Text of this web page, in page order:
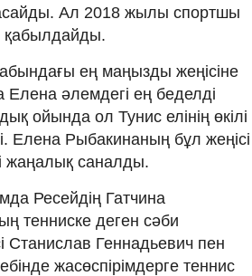
Ал 2018 жылы спортшы
қабылдайды.
ең маңызды жеңісіне
әлемдегі ең беделді
ойында ол Тунис елінің өкілі
Елена Рыбакинаның бұл жеңісі
жаңалық саналды.
Ресейдің Гатчина
тенниске деген сәби
Станислав Геннадьевич пен
жасөспірімдерге теннис